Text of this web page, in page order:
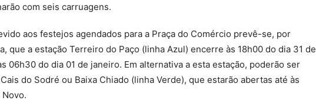
com seis carruagens.
aos festejos agendados para a Praça do Comércio prevê-se, por
que a estação Terreiro do Paço (linha Azul) encerre às 18h00 do dia 31 de
06h30 do dia 01 de janeiro. Em alternativa a esta estação, poderão ser
do Sodré ou Baixa Chiado (linha Verde), que estarão abertas até às